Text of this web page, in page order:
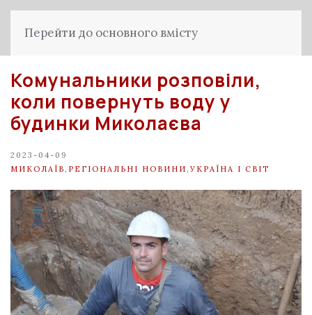
Перейти до основного вмісту
Комунальники розповіли,
коли повернуть воду у
будинки Миколаєва
2023-04-09
МИКОЛАЇВ РЕГІОНАЛЬНІ НОВИНИ УКРАЇНА І СВІТ